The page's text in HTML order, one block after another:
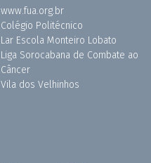
www.fua.org.br
Colégio Politécnico
Lar Escola Monteiro Lobato
Liga Sorocabana de Combate ao
Câncer
Vila dos Velhinhos